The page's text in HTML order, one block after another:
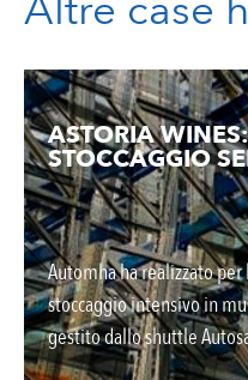
ASTORIA
STOCCAGGIO
Automha ha realizzato per
stoccaggio intensivo in
gestito dallo shuttle